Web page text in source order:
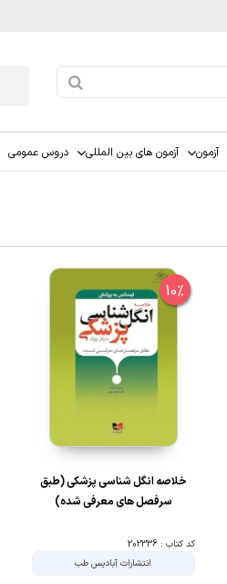
آزمون آزمون های بین المللی دروس عمومی
10%
خلاصه انگل شناسی پزشکی (طبق
سرفصل های معرفی شده)
کد کتاب : 202336
انتشارات آبادیس طب